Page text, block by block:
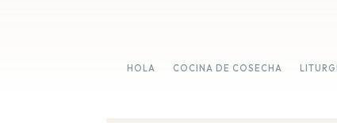
HOLA COCINA DE COSECHA